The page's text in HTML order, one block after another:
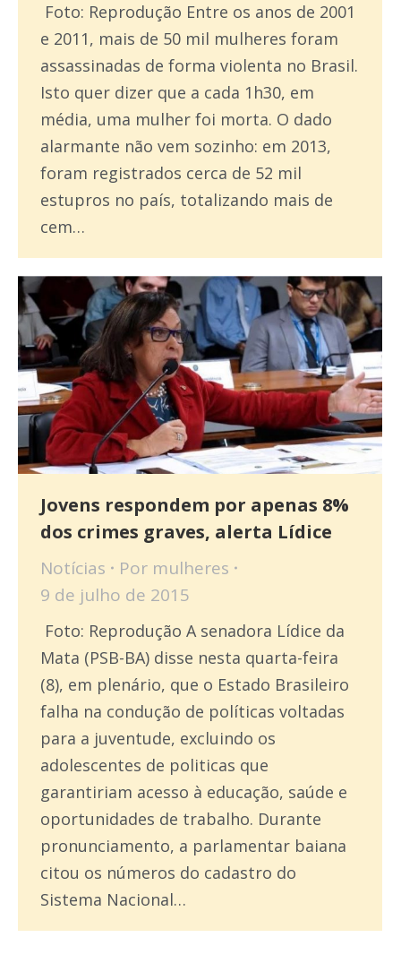
Foto: Reprodução Entre os anos de 2001
e 2011, mais de 50 mil mulheres foram
assassinadas de forma violenta no Brasil.
Isto quer dizer que a cada 1h30, em
média, uma mulher foi morta. O dado
alarmante não vem sozinho: em 2013,
foram registrados cerca de 52 mil
estupros no país, totalizando mais de
cem…
Jovens respondem por apenas 8%
dos crimes graves, alerta Lídice
Notícias Por mulheres
9 de julho de 2015
Foto: Reprodução A senadora Lídice da
Mata (PSB-BA) disse nesta quarta-feira
(8), em plenário, que o Estado Brasileiro
falha na condução de políticas voltadas
para a juventude, excluindo os
adolescentes de politicas que
garantiriam acesso à educação, saúde e
oportunidades de trabalho. Durante
pronunciamento, a parlamentar baiana
citou os números do cadastro do
Sistema Nacional…